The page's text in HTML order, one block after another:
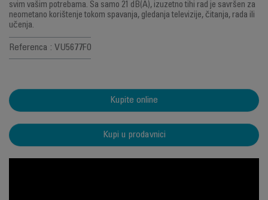
svim vašim potrebama. Sa samo 21 dB(A), izuzetno tihi rad je savršen za
neometano korištenje tokom spavanja, gledanja televizije, čitanja, rada ili
učenja.
Referenca : VU5677F0
Kupite online
Kupi u prodavnici